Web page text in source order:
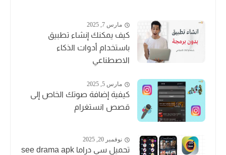
مارس 7, 2025
كيف يمكنك إنشاء تطبيق
باستخدام أدوات الذكاء
الاصطناعي
مارس 5, 2025
كيفية إضافة صوتك الخاص إلى
قصص انستغرام
نوفمبر 20, 2025
تحميل سي دراما see drama apk